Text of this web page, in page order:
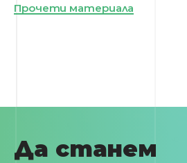
Прочети материала
Да станем